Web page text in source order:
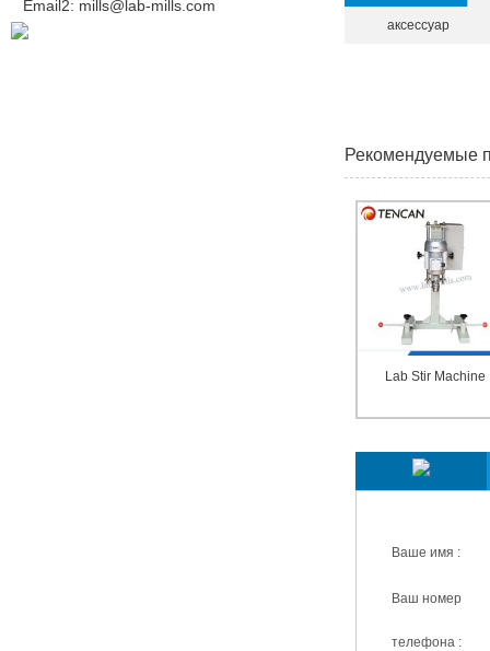
Email2: mills@lab-mills.com
аксессуар
Рекомендуемые
Lab Stir Machine
Ваше имя :
Ваш номер
телефона :